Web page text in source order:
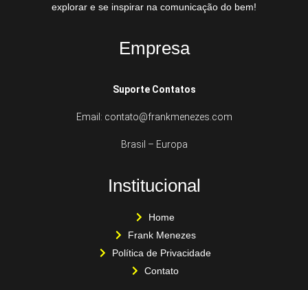
explorar e se inspirar na comunicação do bem!
Empresa
Suporte Contatos
Email: contato@frankmenezes.com
Brasil – Europa
Institucional
Home
Frank Menezes
Política de Privacidade
Contato